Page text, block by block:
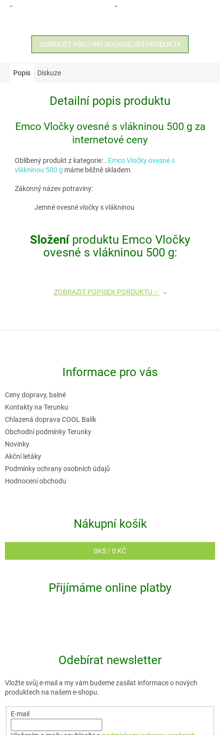
- -
ZOBRAZIT VŠECHNY SOUVISEJÍCÍ PRODUKTY
Popis Diskuze
Detailní popis produktu
Emco Vločky ovesné s vlákninou 500 g za
internetové ceny
Oblíbený produkt z kategorie: . Emco Vločky ovesné s
vlákninou 500 g máme běžně skladem.
Zákonný název potraviny:
Jemné ovesné vločky s vlákninou
Složeníproduktu Emco Vločky
ovesné s vlákninou 500 g:
ZOBRAZIT POPISEK PORDUKTU ✅
Informace pro vás
Ceny dopravy, balné
Kontakty na Terunku
Chlazená doprava COOL Balík
Obchodní podmínky Terunky
Novinky
Akční letáky
Podmínky ochrany osobních údajů
Hodnocení obchodu
Nákupní košík
0KS /0 KČ
Přijímáme online platby
Odebírat newsletter
Vložte svůj e-mail a my vám budeme zasílat informace o nových
produktech na našem e-shopu.
E-mail